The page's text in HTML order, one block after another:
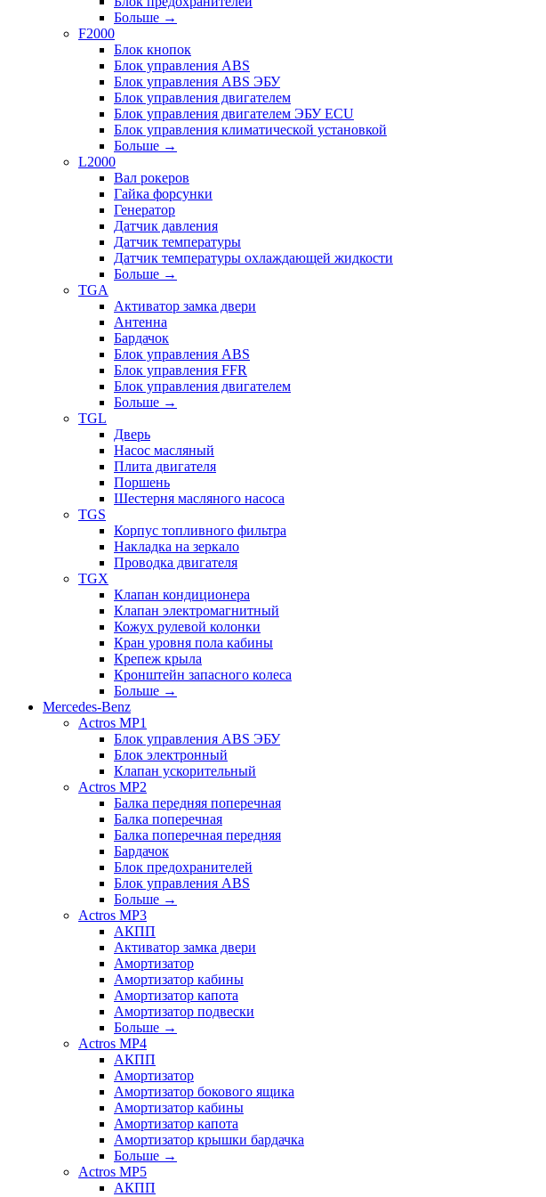
Больше →
F2000
Блок кнопок
Блок управления ABS
Блок управления ABS ЭБУ
Блок управления двигателем
Блок управления двигателем ЭБУ ECU
Блок управления климатической установкой
Больше →
L2000
Вал рокеров
Гайка форсунки
Генератор
Датчик давления
Датчик температуры
Датчик температуры охлаждающей жидкости
Больше →
TGA
Активатор замка двери
Антенна
Бардачок
Блок управления ABS
Блок управления FFR
Блок управления двигателем
Больше →
TGL
Дверь
Насос масляный
Плита двигателя
Поршень
Шестерня масляного насоса
TGS
Корпус топливного фильтра
Накладка на зеркало
Проводка двигателя
TGX
Клапан кондиционера
Клапан электромагнитный
Кожух рулевой колонки
Кран уровня пола кабины
Крепеж крыла
Кронштейн запасного колеса
Больше →
Mercedes-Benz
Actros MP1
Блок управления ABS ЭБУ
Блок электронный
Клапан ускорительный
Actros MP2
Балка передняя поперечная
Балка поперечная
Балка поперечная передняя
Бардачок
Блок предохранителей
Блок управления ABS
Больше →
Actros MP3
АКПП
Активатор замка двери
Амортизатор
Амортизатор кабины
Амортизатор капота
Амортизатор подвески
Больше →
Actros MP4
АКПП
Амортизатор
Амортизатор бокового ящика
Амортизатор кабины
Амортизатор капота
Амортизатор крышки бардачка
Больше →
Actros MP5
АКПП